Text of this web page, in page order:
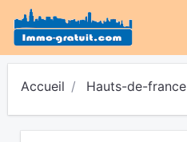
Accueil Hauts-de-france